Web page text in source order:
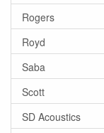
Rogers
Royd
Saba
Scott
SD Acoustics